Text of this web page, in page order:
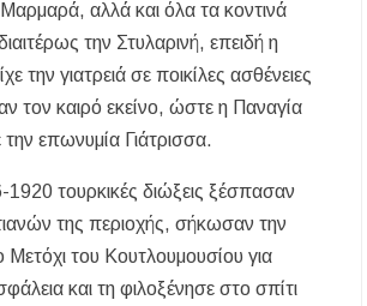
Μαρμαρά, αλλά και όλα τα κοντινά
την Στυλαρινή, επειδή η
την γιατρειά σε ποικίλες ασθένειες
τον καιρό εκείνο, ώστε η Παναγία
επωνυμία Γιάτρισσα.
1920 τουρκικές διώξεις ξέσπασαν
της περιοχής, σήκωσαν την
του Κουτλουμουσίου για
και τη φιλοξένησε στο σπίτι